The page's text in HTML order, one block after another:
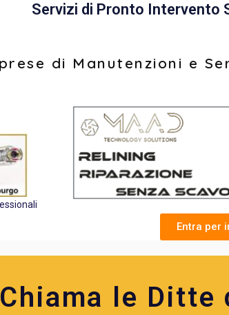
Servizi di Pronto Intervento
di Manutenzioni e
Entra per
Chiama le Ditte